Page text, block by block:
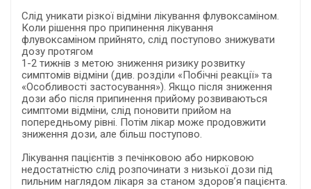
Слід уникати різкої відміни лікування флувоксаміном.
Коли рішення про припинення лікування
флувоксаміном прийнято, слід поступово знижувати
дозу протягом
1-2 тижнів з метою зниження ризику розвитку
симптомів відміни (див. розділи «Побічні реакції» та
«Особливості застосування»). Якщо після зниження
дози або після припинення прийому розвиваються
симптоми відміни, слід поновити прийом на
попередньому рівні. Потім лікар може продовжити
зниження дози, але більш поступово.
Лікування пацієнтів з печінковою або нирковою
недостатністю слід розпочинати з низької дози під
пильним наглядом лікаря за станом здоров’я пацієнта.